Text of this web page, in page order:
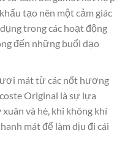
tạo nên một cảm giác
trong các hoạt động
đến những buổi dạo
mát từ các nốt hương
Original là sự lựa
và hè, khi không khí
mát để làm dịu đi cái